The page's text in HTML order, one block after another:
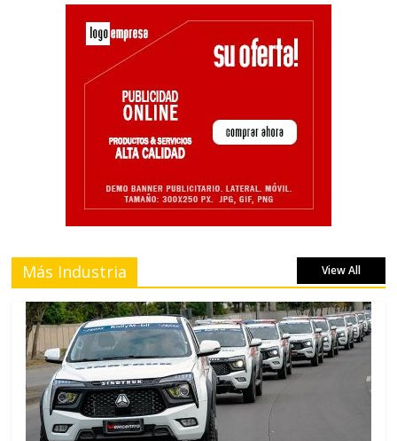
Más Industria View All